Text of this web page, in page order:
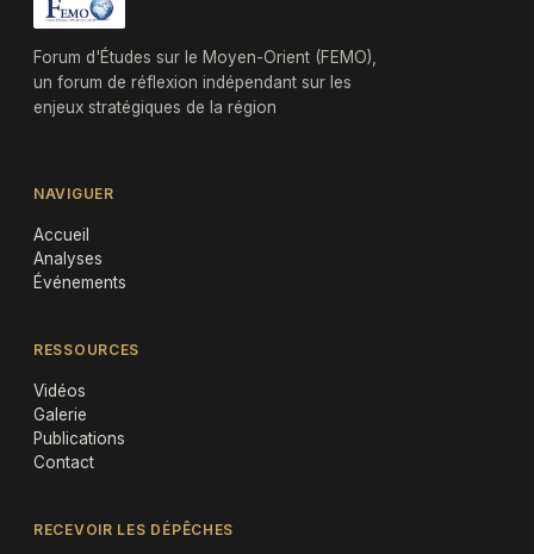
Forum d'Études sur le Moyen-Orient (FEMO),
un forum de réflexion indépendant sur les
enjeux stratégiques de la région
NAVIGUER
Accueil
Analyses
Événements
RESSOURCES
Vidéos
Galerie
Publications
Contact
RECEVOIR LES DÉPÊCHES